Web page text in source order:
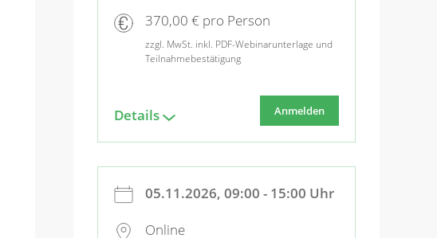
370,00 € pro Person
zzgl. MwSt. inkl. PDF-Webinarunterlage und
Teilnahmebestätigung
Details Anmelden
05.11.2026, 09:00 - 15:00 Uhr
Online